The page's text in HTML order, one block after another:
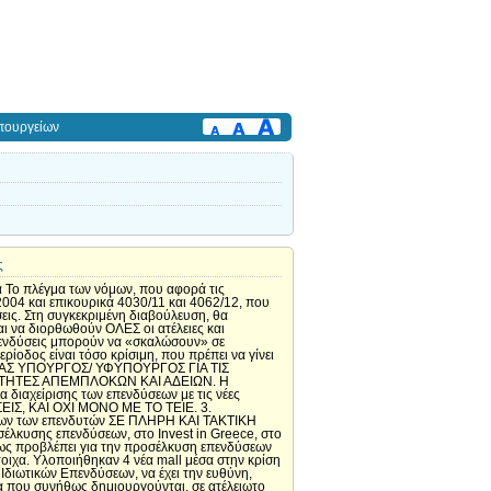
αναφορές όλων των τμημάτων στο Υπουργό/ Υφυπουργό. 3. Αρθρο 3: η έκδοση αδειών δόμησης κατά α.1 ν. 3894/10 σύμφωνα με ν. 4030/11, θα περιλαμβάνει όλες τις άδειες ? Για το α. 2 ν. 4062/12 από πού θα εκδίδεται ? 4. Κεφ. Β, άρθρο 6: να περιλαμβάνει και την απεμπλοκή επενδύσεων σε διάφορα Υπουργεία. Υποστήριξη στις πηγές χρηματοδότησης παντού. 5. Άρθρο 7: προσοχή στις συμβάσεις εμπιστευτικότητας !!! Οι επενδυτές αποφεύγουν όλα τα στοιχεία στις μεγάλες επενδύσεις, ενώ στις πιο μικρές δεν έχουν πρόβλημα. 6. Άρθρο 12: διαχειριστική αμοιβή με αναλογικότητα. Προτείνεται και κάτω των 100.000 €, όταν οι προσφερόμενες υπηρεσίες είναι ανάλογες. 7. Άρθρο 15: αυτοματισμός στα φορολογικά κίνητρα, χωρίς διαδικασία γραφειοκρατίας. Έλεγχος για τα τιμολόγια από τις φορολογικές αρχές και από το Υπουργείο εκ των υστέρων, εντός προθεσμίας 6 μηνών κάθε χρόνο. 8. Κεφ. Δ, άρθρο 20: προτιμότερη η κύρωση με ΠΔ, γιατί με νόμο σημαίνει δυστοκία και εμπόδια. Υπαγωγή στις στρατηγικές επενδύσεις με ΦΕΚ η ΠΔ όλων των σοβαρών επενδύσεων από φορέα της επένδυσης. 9. Άρθρο 21: το ανώτατο όριο των ενισχύσεων να δίνεται όχι μόνο σε ΒΕΠΕ, Ζ.ΚΑΙΝ., αλλά και σε όλα τα κτήρια που αργούν εκτός περιοχών, επειδή είναι πολλές χιλιάδες τ.μ. και χρήσιμο είναι να αξιοποιηθούν. ΕΝΝΟΙΟΛΟΓΙΚΕΣ ΚΑΙ ΑΝΑΛΥΤΙΚΕΣ ΠΡΟΤΑΣΕΙΣ ΓΙΑ ΤΗΝ ΥΠΑΡΧΟΥΣΑ ΝΟΜΟΘΕΣΙΑ ΤΩΝ ΣΤΡΑΤΗΓΙΚΩΝ ΚΑΙ ΙΔΙΩΤΙΚΩΝ ΕΠΕΝΔΥΣΕΩΝ. Αλλαγές στο οικονομικό μοντέλο ανάπτυξης της χώρας. Όλη η κοινωνία, θέλει να αλλάξει το οικονομικό μοντέλο της χώρας, από την κατανάλωση με δανεικά, σε μια πιο παραγωγική χώρα, με εισοδήματα και νέες θέσεις εργασίας. Κυριάρχησε η αποδοχή της ανάγκης για επενδύσεις, για τις καταθέσεις, για το φορολογικό σύστημα, για τις συνταγματικές αλλαγές και για τις διορθώσεις στο μνημόνιο. Πρέπει να διορθωθούν οι ελλειμματικοί προϋπολογισμοί του δημοσίου και το αρνητικό έλλειμμα στο ισοζύγιο τρεχουσών συναλλαγών. Εκτιμούμε ότι εάν δημιουργηθεί η πεποίθηση ότι σε σύντομο χρονικό διάστημα θα υπάρξουν προοπτικές, η κοινωνία θα δεχόταν προσωρινές προσαρμογές. Κεντρική συνιστώσα είναι ότι, δεν χρειάζεται μόνο λιτότητα και εσωτερική υποτίμηση, αλλά νέο ΑΕΠ, ανάπτυξη και θέσεις εργασίας. Αυτά μπορούν να προέλθουν μόνο από